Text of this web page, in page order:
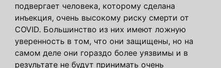
подвергает человека, которому сделана
инъекция, очень высокому риску смерти от
COVID. Большинство из них имеют ложную
уверенность в том, что они защищены, но на
самом деле они гораздо более уязвимы и в
результате не будут принимать очень